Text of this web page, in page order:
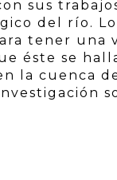
sus
del río.
tener una
éste se
la cuenca